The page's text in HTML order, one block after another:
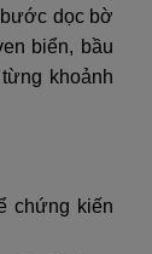
dọc bờ
biển, bầu
khoảnh
chứng kiến